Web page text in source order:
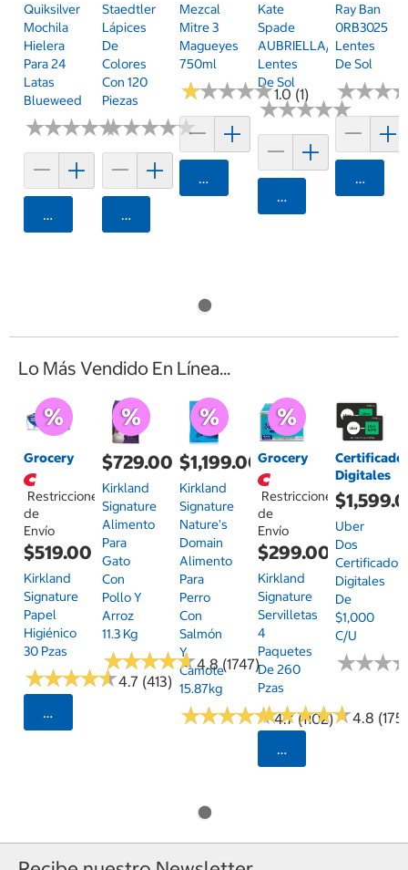
Quiksilver
Mochila
Hielera
Para 24
Latas
Blueweed
★★★★★
★★★★★
Agregar
Staedtler
Lápices
De
Colores
Con 120
Piezas
★★★★★
★★★★★
Agregar
Mezcal
Mitre 3
Magueyes
750ml
★★★★★
★★★★★1.0 (1)
Agregar
Kate
Spade
AUBRIELLA/G/S
Lentes
De Sol
★★★★★
★★★★★
Agregar
Ray Ban
0RB3025
Lentes
De Sol
★★★
★★★
Lo Más Vendido En Línea...
Grocery
Restricciones
de
Envío
$519.00
Kirkland
Signature
Papel
Higiénico
30 Pzas
★★★★★
★★★★★4.7 (413)
Seleccionar Código Postal
$729.00
Kirkland
Signature
Alimento
Para
Gato
Con
Pollo Y
Arroz
11.3 Kg
★★★★★
★★★★★4.8 (1747)
$1,199.00
Kirkland
Signature
Nature's
Domain
Alimento
Para
Perro
Con
Salmón
Y
Camote
15.87kg
★★★★★
★★★★★4.7 (1102)
Grocery
Restricciones
de
Envío
$299.00
Kirkland
Signature
Servilletas
4
Paquetes
De 260
Pzas
★★★★★
★★★★★4.8 (175)
Seleccionar
Digitales
Uber
Dos
Certificados
Digitales
De
$1,000
C/u
★★★
★★★